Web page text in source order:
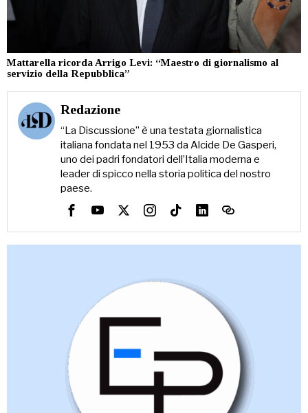
Mattarella ricorda Arrigo Levi: “Maestro di giornalismo al
servizio della Repubblica”
Redazione
“La Discussione” è una testata giornalistica
italiana fondata nel 1953 da Alcide De Gasperi,
uno dei padri fondatori dell’Italia moderna e
leader di spicco nella storia politica del nostro
paese.